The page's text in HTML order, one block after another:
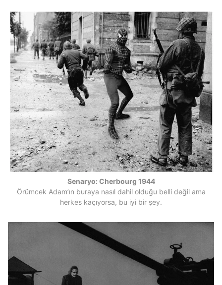
Senaryo: Cherbourg 1944
Örümcek Adam’ın buraya nasıl dahil olduğu belli değil ama
herkes kaçıyorsa, bu iyi bir şey.